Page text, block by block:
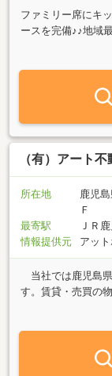
ファミリー席にキ
ースを完備♪♪地域
席ごとにキッズス
（有）アート不
所在地
鹿児
Ｆ
最寄駅
ＪＲ
情報提供元
アッ
当社では鹿児島
す。賃貸・売買の
ますので、お気軽
す。３号線（鹿児
すぐ駐車場がござ